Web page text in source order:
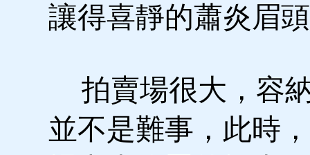
讓得喜靜的蕭炎眉
拍賣場很大，容
並不是難事，此時